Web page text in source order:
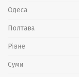
Одеса
Полтава
Рівне
Суми